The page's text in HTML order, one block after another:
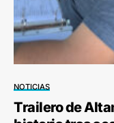
NOTICIAS
Trailero de